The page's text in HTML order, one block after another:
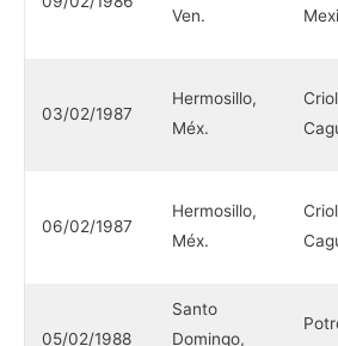
Ven.
03/02/1987
Hermosillo,
Méx.
06/02/1987
Hermosillo,
Méx.
05/02/1988
Santo
Domingo,